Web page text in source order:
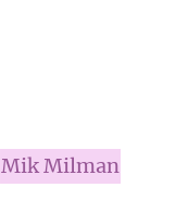
Mik Milman